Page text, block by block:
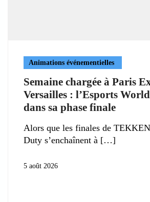
Animations événementielles
Semaine chargée à Paris
Versailles : l’Esports
dans sa phase finale
Alors que les finales de
Duty s’enchaînent à
5 août 2026